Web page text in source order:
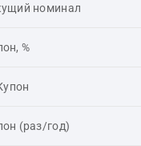
номинал
%
(раз/год)